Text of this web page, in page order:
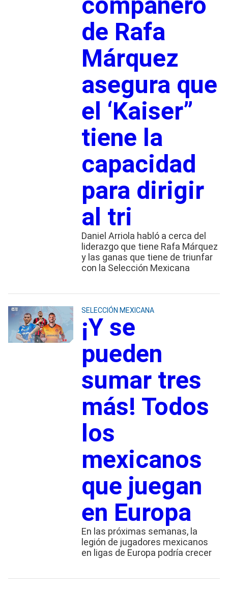
de Rafa
Márquez
asegura que
el ‘Kaiser”
tiene la
capacidad
para dirigir
al tri
Daniel Arriola habló a cerca del
liderazgo que tiene Rafa Márquez
y las ganas que tiene de triunfar
con la Selección Mexicana
SELECCIÓN MEXICANA
¡Y se
pueden
sumar tres
más! Todos
los
mexicanos
que juegan
en Europa
En las próximas semanas, la
legión de jugadores mexicanos
en ligas de Europa podría crecer